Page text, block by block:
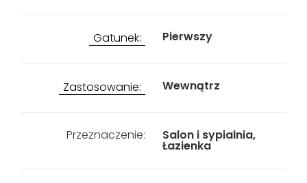
Gatunek: Pierwszy
Zastosowanie: Wewnątrz
Przeznaczenie: Salon i sypialnia,
Łazienka